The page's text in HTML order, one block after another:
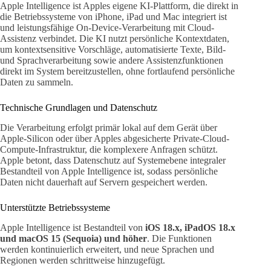
Apple Intelligence ist Apples eigene KI-Plattform, die direkt in
die Betriebssysteme von iPhone, iPad und Mac integriert ist
und leistungsfähige On-Device-Verarbeitung mit Cloud-
Assistenz verbindet. Die KI nutzt persönliche Kontextdaten,
um kontextsensitive Vorschläge, automatisierte Texte, Bild-
und Sprachverarbeitung sowie andere Assistenzfunktionen
direkt im System bereitzustellen, ohne fortlaufend persönliche
Daten zu sammeln.
Technische Grundlagen und Datenschutz
Die Verarbeitung erfolgt primär lokal auf dem Gerät über
Apple-Silicon oder über Apples abgesicherte Private-Cloud-
Compute-Infrastruktur, die komplexere Anfragen schützt.
Apple betont, dass Datenschutz auf Systemebene integraler
Bestandteil von Apple Intelligence ist, sodass persönliche
Daten nicht dauerhaft auf Servern gespeichert werden.
Unterstützte Betriebssysteme
Apple Intelligence ist Bestandteil von iOS 18.x, iPadOS 18.x
und macOS 15 (Sequoia) und höher. Die Funktionen
werden kontinuierlich erweitert, und neue Sprachen und
Regionen werden schrittweise hinzugefügt.